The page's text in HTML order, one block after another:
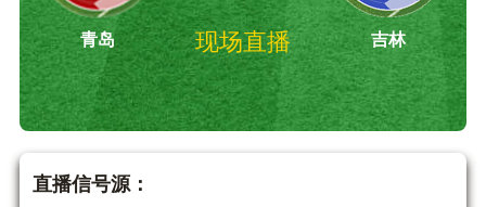
青岛 现场直播 吉林
直播信号源：